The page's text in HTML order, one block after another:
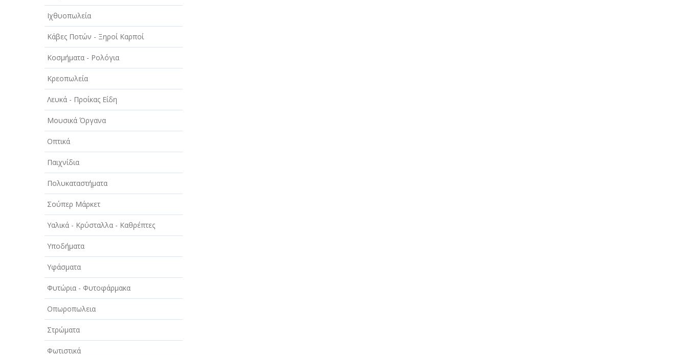
Ιχθυοπωλεία
Κάβες Ποτών - Ξηροί Καρποί
Κοσμήματα - Ρολόγια
Κρεοπωλεία
Λευκά - Προίκας Είδη
Μουσικά Όργανα
Οπτικά
Παιχνίδια
Πολυκαταστήματα
Σούπερ Μάρκετ
Υαλικά - Κρύσταλλα - Καθρέπτες
Υποδήματα
Υφάσματα
Φυτώρια - Φυτοφάρμακα
Οπωροπωλεια
Στρώματα
Φωτιστικά